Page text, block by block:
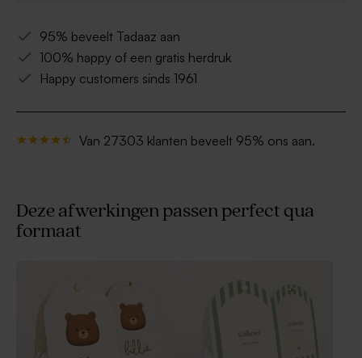
95% beveelt Tadaaz aan
100% happy of een gratis herdruk
Happy customers sinds 1961
Van 27303 klanten beveelt 95% ons aan.
Deze afwerkingen passen perfect qua
formaat